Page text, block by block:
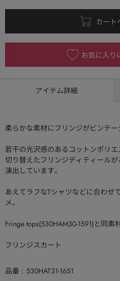
お気に入り
アイテム詳細
柔らかな素材にフリンジがビンテー
若干の光沢感のあるコットンポリ
切り替えたフリンジディティール
演出しています。
あえてラフなTシャツなどに合わせ
メ。
Fringe tops(530HAM30-1591)と同素
フリンジスカート
品番
530HAT31-1651